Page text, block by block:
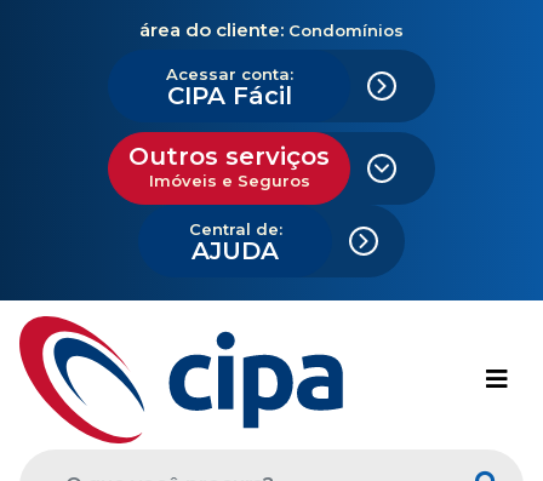
área do cliente: Condomínios
Acessar conta:
CIPA Fácil
Outros serviços
Imóveis e Seguros
Central de:
AJUDA